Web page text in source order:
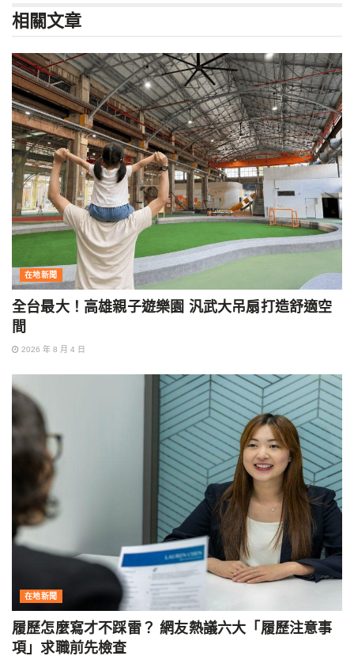
相關文章
在地新聞
全台最大！高雄親子遊樂園 汎武大吊扇打造舒適空
間
2026 年 8 月 4 日
在地新聞
履歷怎麼寫才不踩雷？ 網友熱議六大「履歷注意事
項」求職前先檢查